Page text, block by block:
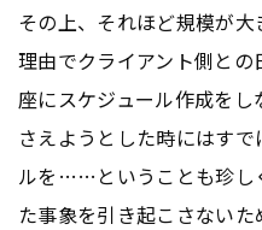
その上、それほど規模が
理由でクライアント側と
座にスケジュール作成を
さえようとした時にはす
ルを……ということも珍し
た事象を引き起こさない